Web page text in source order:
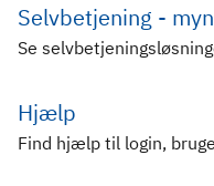
Selvbetjening -
Se
Hjælp
Find hjælp til login,